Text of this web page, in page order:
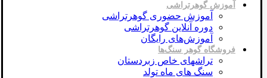
آموزش گوهرتراشی
آموزش حضوری گوهرتراشی
دوره آنلاین گوهرتراشی
آموزش‌های رایگان
فروشگاه گوهر سنگ‌ها
تراشهای خاص زبردستان
سنگ های ماه تولد